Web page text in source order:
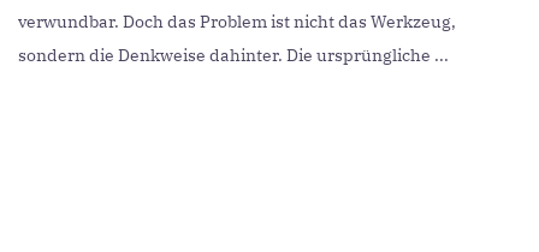
verwundbar. Doch das Problem ist nicht das Werkzeug,
sondern die Denkweise dahinter. Die ursprüngliche ...